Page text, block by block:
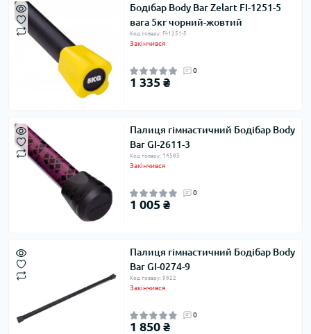
Бодібар Body Bar Zelart FI-1251-5
вага 5кг чорний-жовтий
Код товару: FI-1251-5
Закінчився
0
1 335 ₴
Палиця гімнастичний Бодібар Body
Bar GI-2611-3
Код товару: 14585
Закінчився
0
1 005 ₴
Палиця гімнастичний Бодібар Body
Bar GI-0274-9
Код товару: 9822
Закінчився
0
1 850 ₴